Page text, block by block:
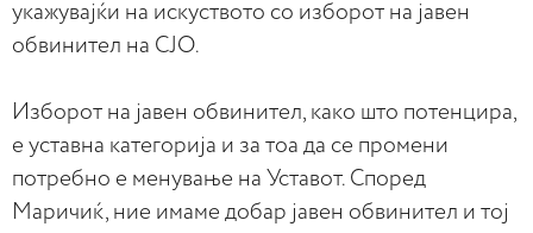
укажувајќи на искуството со изборот на јавен
обвинител на СЈО.
Изборот на јавен обвинител, како што потенцира,
е уставна категорија и за тоа да се промени
потребно е менување на Уставот. Според
Маричиќ, ние имаме добар јавен обвинител и тој